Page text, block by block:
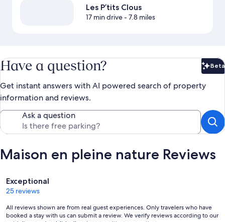
Les P’tits Clous
17 min drive- 7.8 miles
Have a question? Beta
Get instant answers with AI powered search of property
information and reviews.
Ask a question
Maison en pleine nature Reviews
Reviews
Exceptional
25 reviews
All reviews shown are from real guest experiences. Only travelers who have
booked a stay with us can submit a review. We verify reviews according to our